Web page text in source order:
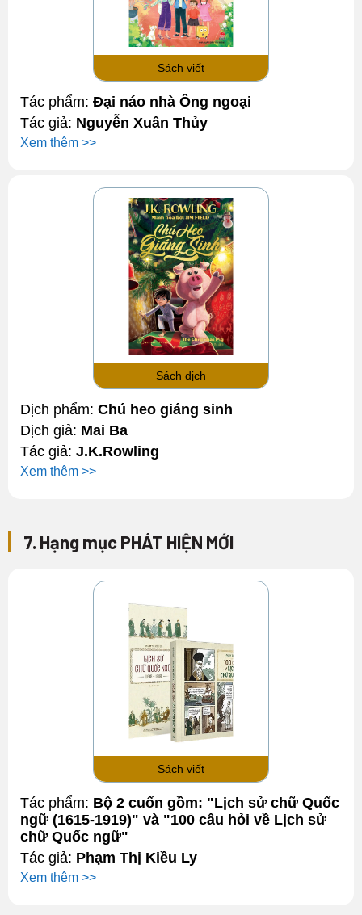
Sách viết
Tác phẩm: Đại náo nhà Ông ngoại
Tác giả: Nguyễn Xuân Thủy
Xem thêm >>
Sách dịch
Dịch phẩm: Chú heo giáng sinh
Dịch giả: Mai Ba
Tác giả: J.K.Rowling
Xem thêm >>
7. Hạng mục PHÁT HIỆN MỚI
Sách viết
Tác phẩm: Bộ 2 cuốn gồm: "Lịch sử chữ Quốc
ngữ (1615-1919)" và "100 câu hỏi về Lịch sử
chữ Quốc ngữ"
Tác giả: Phạm Thị Kiều Ly
Xem thêm >>